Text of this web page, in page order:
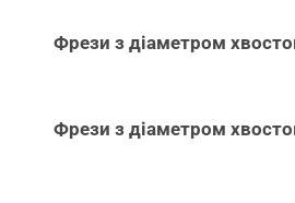
Фрези з діаметром
Фрези з діаметром